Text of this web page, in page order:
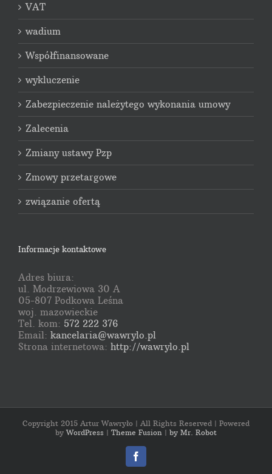
VAT
wadium
Współfinansowane
wykluczenie
Zabezpieczenie należytego wykonania umowy
Zalecenia
Zmiany ustawy Pzp
Zmowy przetargowe
związanie ofertą
Informacje kontaktowe
Adres biura:
ul. Modrzewiowa 30 A
05-807 Podkowa Leśna
woj. mazowieckie
Tel. kom: 572 222 376
Email: kancelaria@wawrylo.pl
Strona internetowa: http://wawrylo.pl
Copyright 2015 Artur Wawryło | All Rights Reserved | Powered
byWordPress | Theme Fusion | by Mr. Robot
Facebook